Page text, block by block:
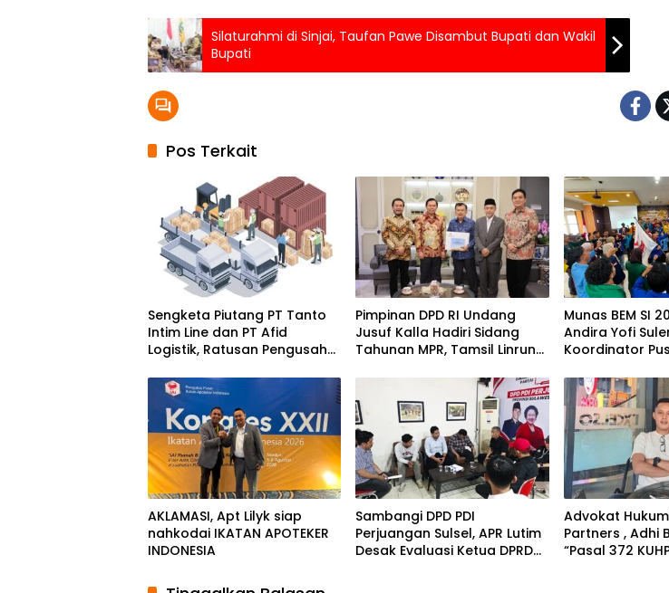
Silaturahmi di Sinjai, Taufan Pawe Disambut Bupati dan Wakil
Bupati
Pos Terkait
Sengketa Piutang PT Tanto
Intim Line dan PT Afid
Logistik, Ratusan Pengusaha
Ikut Dirugikan
Pimpinan DPD RI Undang
Jusuf Kalla Hadiri Sidang
Tahunan MPR, Tamsil Linrung:
Solidaritas Kepemimpinan
Bangsa
Munas BEM SI
Andira Yofi
Koordinator
AKLAMASI, ​Apt Lilyk siap
nahkodai IKATAN APOTEKER
INDONESIA
Sambangi DPD PDI
Perjuangan Sulsel, APR Lutim
Desak Evaluasi Ketua DPRD
Advokat Hukum HJ Bintang &
Partners , Adhi
“Pasal 372